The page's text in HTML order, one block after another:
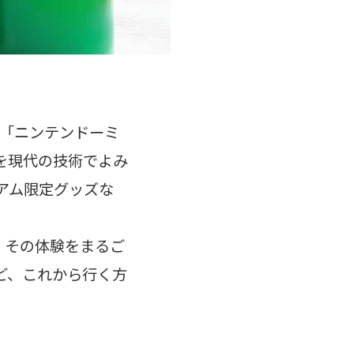
ニンテンドーミ
現代の技術でよみ
ム限定グッズな
の体験をまるご
、これから行く方